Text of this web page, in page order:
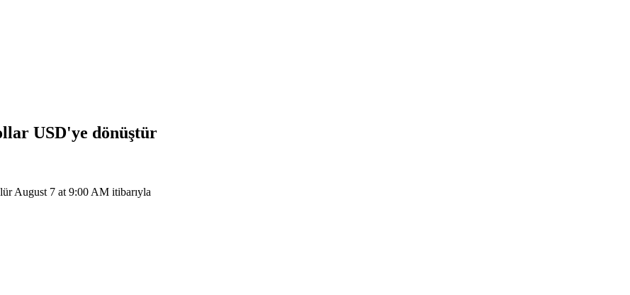
USD'ye dönüştür
August 7 at 9:00 AM itibarıyla